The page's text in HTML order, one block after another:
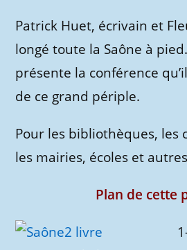
Patrick Huet, écrivain et
longé toute la Saône à
présente la conférence
de ce grand périple.
Pour les bibliothèques, les
les mairies, écoles et
Plan de cette